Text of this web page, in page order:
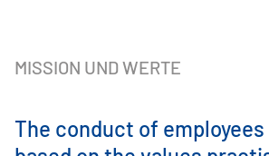
MISSION UND WERTE
The conduct of